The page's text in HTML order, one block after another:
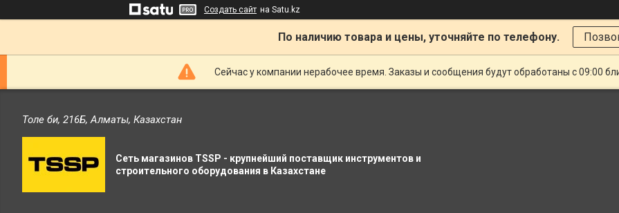
Создать сайт на Satu.kz
По наличию товара и цены, уточняйте по телефону.
Сейчас у компании нерабочее время. Заказы и сообщения будут обработаны с 09:00
Толе би, 216Б, Алматы, Казахстан
Сеть магазинов TSSP - крупнейший поставщик инструментов и
строительного оборудования в Казахстане